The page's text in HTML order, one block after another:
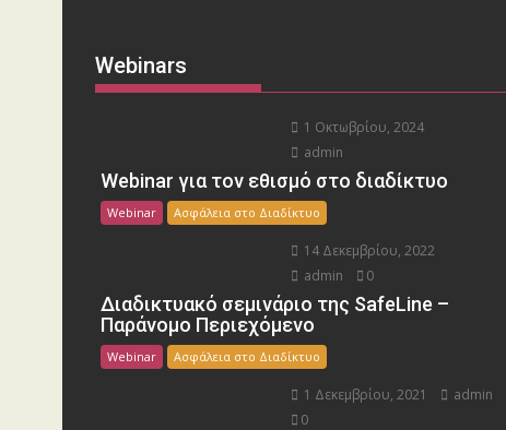
Webinars
1 Οκτωβρίου, 2024
admin
Webinar για τον εθισμό στο διαδίκτυο
Webinar Ασφάλεια στο Διαδίκτυο
14 Δεκεμβρίου, 2022
admin
0
Διαδικτυακό σεμινάριο της SafeLine –
Παράνομο Περιεχόμενο
Webinar Ασφάλεια στο Διαδίκτυο
1 Δεκεμβρίου, 2021
admin
0